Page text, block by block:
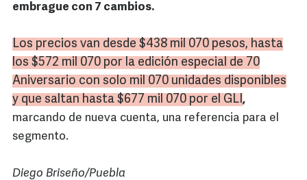
embrague con 7 cambios.
Los precios van desde $438 mil 070 pesos, hasta
los $572 mil 070 por la edición especial de 70
Aniversario con solo mil 070 unidades disponibles
y que saltan hasta $677 mil 070 por el GLI,
marcando de nueva cuenta, una referencia para el
segmento.
Diego Briseño/Puebla